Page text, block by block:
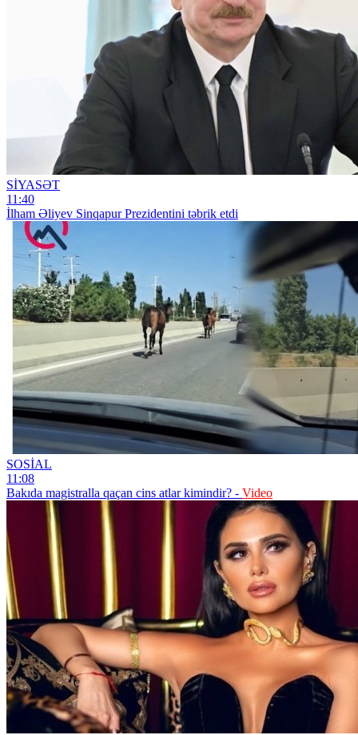
SİYASƏT
11:40
İlham Əliyev Sinqapur Prezidentini təbrik etdi
SOSİAL
11:08
Bakıda magistralla qaçan cins atlar kimindir? - Video